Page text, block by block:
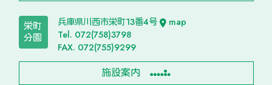
栄町
分園
兵庫県川西市栄町13番4号
map
Tel. 072(758)3798
FAX. 072(755)9299
施設案内